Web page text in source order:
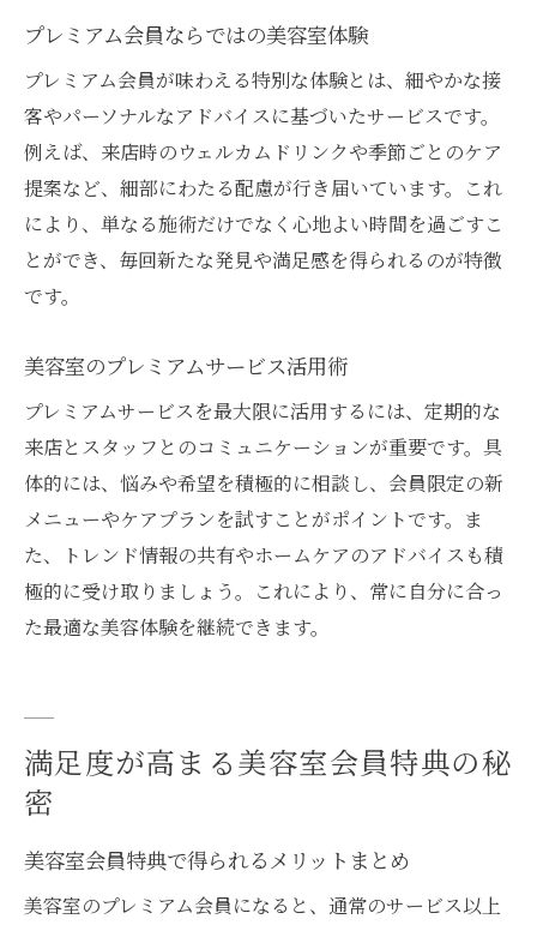
プレミアム会員ならではの美容室体験
プレミアム会員が味わえる特別な体験とは、細やかな接
客やパーソナルなアドバイスに基づいたサービスです。
例えば、来店時のウェルカムドリンクや季節ごとのケア
提案など、細部にわたる配慮が行き届いています。これ
により、単なる施術だけでなく心地よい時間を過ごすこ
とができ、毎回新たな発見や満足感を得られるのが特徴
です。
美容室のプレミアムサービス活用術
プレミアムサービスを最大限に活用するには、定期的な
来店とスタッフとのコミュニケーションが重要です。具
体的には、悩みや希望を積極的に相談し、会員限定の新
メニューやケアプランを試すことがポイントです。ま
た、トレンド情報の共有やホームケアのアドバイスも積
極的に受け取りましょう。これにより、常に自分に合っ
た最適な美容体験を継続できます。
満足度が高まる美容室会員特典の秘
密
美容室会員特典で得られるメリットまとめ
美容室のプレミアム会員になると、通常のサービス以上